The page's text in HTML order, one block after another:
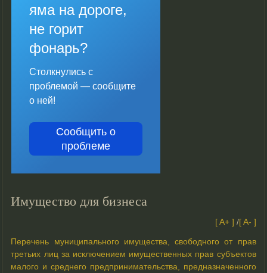
яма на дороге,
не горит
фонарь?
Столкнулись с
проблемой — сообщите
о ней!
Сообщить о
проблеме
Имущество для бизнеса
[ A+ ] /[ A- ]
Перечень муниципального имущества, свободного от прав
третьих лиц за исключением имущественных прав субъектов
малого и среднего предпринимательства, предназначенного